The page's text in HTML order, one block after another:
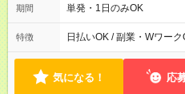
期間 単発・1日のみOK
特徴 日払いOK / 副業・Wワー
気になる！ 応